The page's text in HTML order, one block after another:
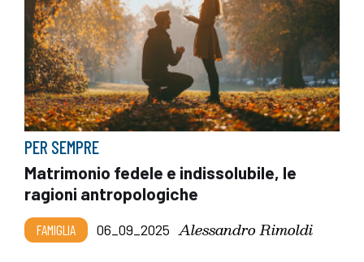
PER SEMPRE
Matrimonio fedele e indissolubile, le
ragioni antropologiche
FAMIGLIA 06_09_2025 Alessandro Rimoldi